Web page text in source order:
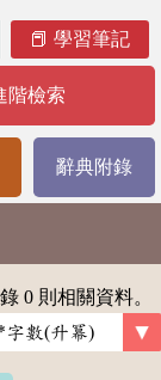
學習筆記
階檢索
辭典附錄
0 則相關資料。